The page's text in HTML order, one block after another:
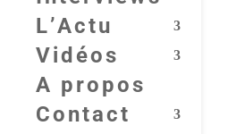
L’Actu
Vidéos
A propos
Contact